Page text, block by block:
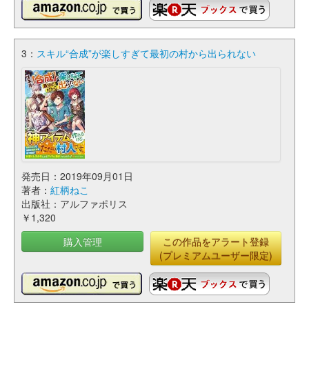
3： スキル“合成”が楽しすぎて最初の村から出られない
発売日：2019年09月01日
著者： 紅柄ねこ
出版社：アルファポリス
￥1,320
購入管理
この作品をアラート登録
(プレミアムユーザー限定)